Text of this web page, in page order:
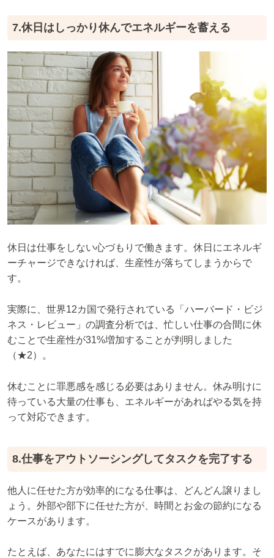
7.休日はしっかり休んでエネルギーを蓄える
休日は仕事をしない心づもりで働きます。休日にエネルギ
ーチャージできなければ、生産性が落ちてしまうからで
す。
実際に、世界12カ国で発行されている「ハーバード・ビジ
ネス・レビュー」の調査分析では、忙しい仕事の合間に休
むことで生産性が31%増加することが判明しました
（★2）。
休むことに罪悪感を感じる必要はありません。休み明けに
待っている大量の仕事も、エネルギーがあればやる気を持
って対応できます。
8.仕事をアウトソーシングしてタスクを完了する
他人に任せた方が効率的になる仕事は、どんどん譲りまし
ょう。外部や部下に任せた方が、時間とお金の節約になる
ケースがあります。
たとえば、あなたにはすでに膨大なタスクがあります。そ